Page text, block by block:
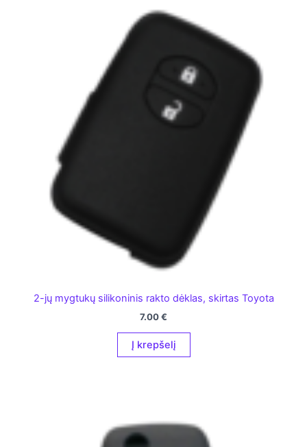
2-jų mygtukų silikoninis rakto dėklas, skirtas Toyota
7.00€
Į krepšelį